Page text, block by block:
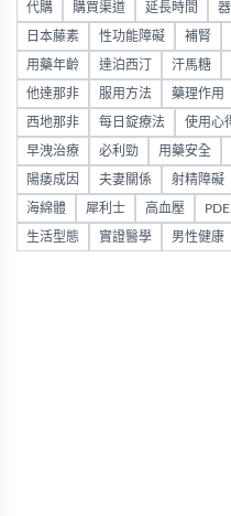
代購 購買渠道 延長時間
日本藤素 性功能障礙 補腎
用藥年齡 達泊西汀 汗馬糖
他達那非 服用方法 藥理作用
西地那非 每日錠療法 使用心
早洩治療 必利勁 用藥安全
陽痿成因 夫妻關係 射精障礙
海綿體 犀利士 高血壓
生活型態 實證醫學 男性健康